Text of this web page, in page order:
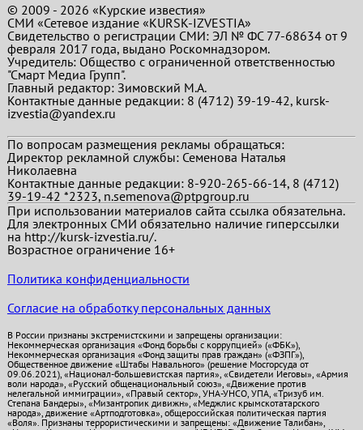
© 2009 - 2026 «Курские известия»
СМИ «Сетевое издание «KURSK-IZVESTIA»
Свидетельство о регистрации СМИ: ЭЛ № ФС 77-68634 от 9
февраля 2017 года, выдано Роскомнадзором.
Учредитель: Общество с ограниченной ответственностью
"Смарт Медиа Групп".
Главный редактор:Зимовский М.А.
Контактные данные редакции: 8 (4712) 39-19-42, kursk-
izvestia@yandex.ru
По вопросам размещения рекламы обращаться:
Директор рекламной службы: Семенова Наталья
Николаевна
Контактные данные редакции: 8-920-265-66-14, 8 (4712)
39-19-42 *2323, n.semenova@ptpgroup.ru
При использовании материалов сайта ссылка обязательна.
Для электронных СМИ обязательно наличие гиперссылки
на http://kursk-izvestia.ru/.
Возрастное ограничение 16+
Политика конфиденциальности
Согласие на обработку персональных данных
В России признаны экстремистскими и запрещены организации:
Некоммерческая организация «Фонд борьбы с коррупцией» («ФБК»),
Некоммерческая организация «Фонд защиты прав граждан» («ФЗПГ»),
Общественное движение «Штабы Навального» (решение Мосгорсуда от
09.06.2021), «Национал-большевистская партия», «Свидетели Иеговы», «Армия
воли народа», «Русский общенациональный союз», «Движение против
нелегальной иммиграции», «Правый сектор», УНА-УНСО, УПА, «Тризуб им.
Степана Бандеры», «Мизантропик дивижн», «Меджлис крымскотатарского
народа», движение «Артподготовка», общероссийская политическая партия
«Воля». Признаны террористическими и запрещены: «Движение Талибан»,